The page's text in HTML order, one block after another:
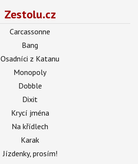
Zestolu.cz
Carcassonne
Bang
Osadníci z Katanu
Monopoly
Dobble
Dixit
Krycí jména
Na křídlech
Karak
Jízdenky, prosím!